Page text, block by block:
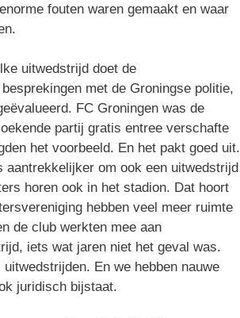
fouten waren gemaakt en waar
uitwedstrijd doet de
met de Groningse politie,
FC Groningen was de
partij gratis entree verschafte
het voorbeeld. En het pakt goed uit.
om ook een uitwedstrijd
horen ook in het stadion. Dat hoort
hebben veel meer ruimte
de club werkten mee aan
iets wat jaren niet het geval was.
En we hebben nauwe
juridisch bijstaat.